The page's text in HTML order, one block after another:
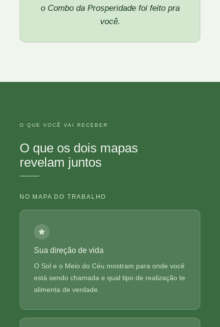
o Combo da Prosperidade foi feito pra
você.
O QUE VOCÊ VAI RECEBER
O que os dois mapas
revelam juntos
NO MAPA DO TRABALHO
Sua direção de vida
O Sol e o Meio do Céu mostram para onde você
está sendo chamada e qual tipo de realização te
alimenta de verdade.